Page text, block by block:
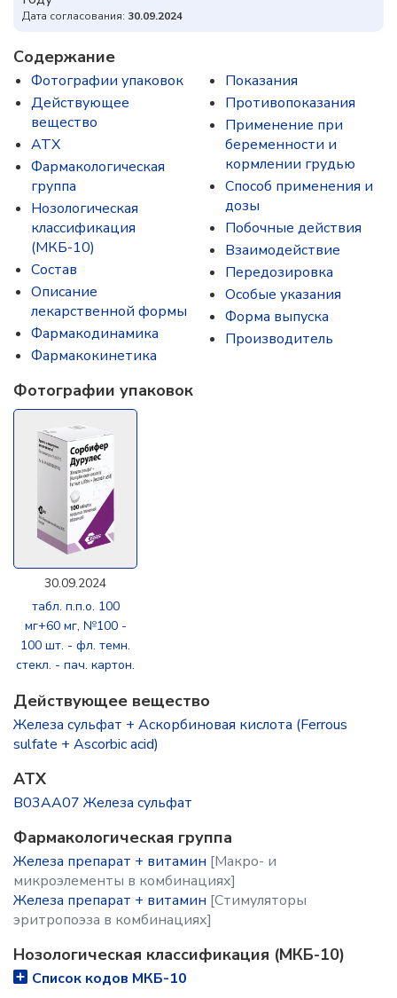
Дата согласования: 30.09.2024
Содержание
Фотографии упаковок
Действующее
вещество
ATX
Фармакологическая
группа
Нозологическая
классификация
(МКБ-10)
Состав
Описание
лекарственной формы
Фармакодинамика
Фармакокинетика
Показания
Противопоказания
Применение при
беременности и
кормлении грудью
Способ применения и
дозы
Побочные действия
Взаимодействие
Передозировка
Особые указания
Форма выпуска
Производитель
Фотографии упаковок
30.09.2024
табл. п.п.о. 100
мг+60 мг, №100 -
100 шт. - фл. темн.
стекл. - пач. картон.
Действующее вещество
Железа сульфат + Аскорбиновая кислота (Ferrous
sulfate + Ascorbic acid)
ATX
B03AA07 Железа сульфат
Фармакологическая группа
Железа препарат + витамин [Макро- и
микроэлементы в комбинациях]
Железа препарат + витамин [Стимуляторы
эритропоэза в комбинациях]
Нозологическая классификация (МКБ-10)
Список кодов МКБ-10